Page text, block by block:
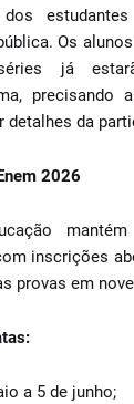
Os
já
precisando
detalhes da
2026
inscrições
provas em
a 5 de junho;